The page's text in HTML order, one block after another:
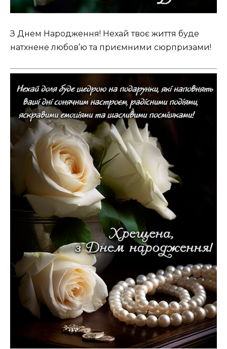
З Днем Народження! Нехай твоє життя буде
натхнене любов’ю та приємними сюрпризами!